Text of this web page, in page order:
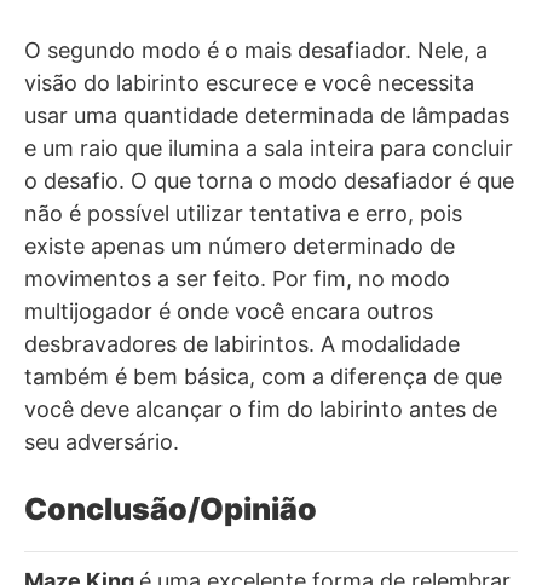
O segundo modo é o mais desafiador. Nele, a
visão do labirinto escurece e você necessita
usar uma quantidade determinada de lâmpadas
e um raio que ilumina a sala inteira para concluir
o desafio. O que torna o modo desafiador é que
não é possível utilizar tentativa e erro, pois
existe apenas um número determinado de
movimentos a ser feito. Por fim, no modo
multijogador é onde você encara outros
desbravadores de labirintos. A modalidade
também é bem básica, com a diferença de que
você deve alcançar o fim do labirinto antes de
seu adversário.
Conclusão/Opinião